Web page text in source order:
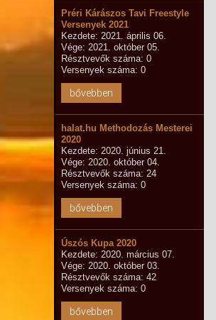
Préri Kárászos Tavi Freestyle
Versenyek 2021
Kezdete: 2021. április 06.
Vége: 2021. október 05.
Résztvevők száma: 0
Versenyek száma: 0
bővebben
halat.hu Methodozás Mesterei
2020
Kezdete: 2020. június 21.
Vége: 2020. október 04.
Résztvevők száma: 24
Versenyek száma: 0
bővebben
Úszós Kupa 2020
Kezdete: 2020. március 07.
Vége: 2020. október 03.
Résztvevők száma: 42
Versenyek száma: 0
bővebben